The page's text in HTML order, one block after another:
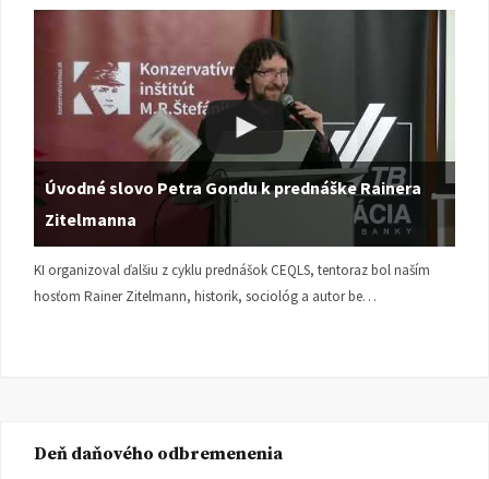
Úvodné slovo Petra Gondu k prednáške Rainera
Zitelmanna
KI organizoval ďalšiu z cyklu prednášok CEQLS, tentoraz bol naším
hosťom Rainer Zitelmann, historik, sociológ a autor be…
Deň daňového odbremenenia